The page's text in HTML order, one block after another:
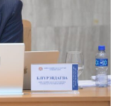
•
чиглэн